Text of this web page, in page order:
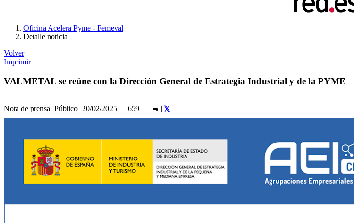
Oficina Acelera Pyme - Femeval
Detalle noticia
Volver
Imprimir
VALMETAL se reúne con la Dirección General de Estrategia Industrial y de la PYME
Nota de prensa Público 20/02/2025 659 ||